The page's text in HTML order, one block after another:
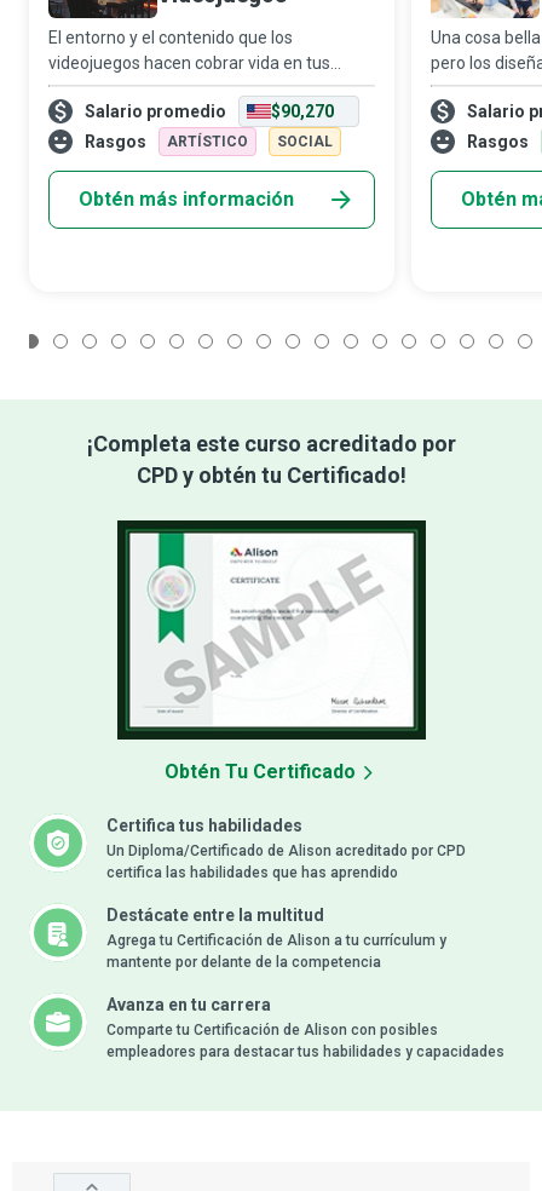
El entorno y el contenido que los
videojuegos hacen cobrar vida en tus
pantallas combinan las habilidades
creativas y técnicas de los expertos en
juegos con el espíritu aventurero y la
Salario promedio
$90,270
Rasgos
ARTÍSTICO SOCIAL
Obtén más información
Una cosa
pero los
diseñan,
sitios que no
vista, sino
Salario
Rasgos
Obtén
¡Completa este curso acreditado por
CPD y obtén tu Certificado!
Certifica tus habilidades
Un Diploma/Certificado de Alison acreditado por CPD
certifica las habilidades que has aprendido
Destácate entre la multitud
Agrega tu Certificación de Alison a tu currículum y
mantente por delante de la competencia
Avanza en tu carrera
Comparte tu Certificación de Alison con posibles
empleadores para destacar tus habilidades y capacidades
Obtén Tu Certificado